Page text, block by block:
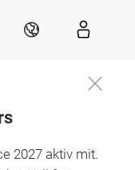
DE
2027 aktiv mit.